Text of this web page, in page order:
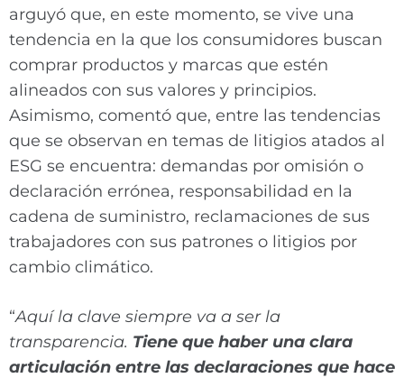
arguyó que, en este momento, se vive una
tendencia en la que los consumidores buscan
comprar productos y marcas que estén
alineados con sus valores y principios.
Asimismo, comentó que, entre las tendencias
que se observan en temas de litigios atados al
ESG se encuentra: demandas por omisión o
declaración errónea, responsabilidad en la
cadena de suministro, reclamaciones de sus
trabajadores con sus patrones o litigios por
cambio climático.
“Aquí la clave siempre va a ser la
transparencia. Tiene que haber una clara
articulación entre las declaraciones que hace